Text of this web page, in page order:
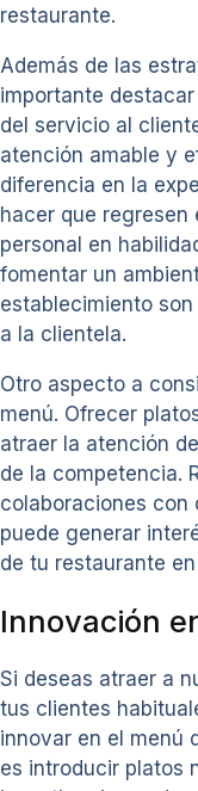
restaurante.
Además de las
importante
del servicio al
atención amable y
diferencia en la
hacer que regresen
personal en
fomentar un
establecimiento
a la clientela.
Otro aspecto a
menú. Ofrecer
atraer la atención
de la competencia.
colaboraciones con
puede generar
de tu restaurante
Innovación
Si deseas atraer a
tus clientes
innovar en el menú
es introducir platos